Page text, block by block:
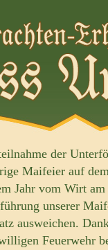
der
Maifeier auf
Jahr vom Wirt
unserer
ausweichen.
Feuerwehr